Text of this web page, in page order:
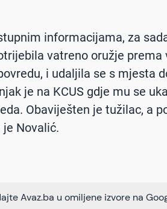
informacijama, za
vatreno oružje prema
i udaljila se s mjesta
je na KCUS gdje mu se
Obaviješten je tužilac, a
je Novalić.
Avaz.ba u omiljene izvore na